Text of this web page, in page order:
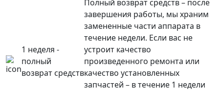
1 неделя -
полный
возврат средств
Полный возврат средств – после
завершения работы, мы храним
замененные части аппарата в
течение недели. Если вас не
устроит качество
произведенного ремонта или
качество установленных
запчастей – в течение 1 недели